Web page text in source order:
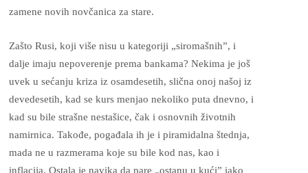
zamene novih novčanica za stare.
Zašto Rusi, koji više nisu u kategoriji „siromašnih”, i
dalje imaju nepoverenje prema bankama? Nekima je još
uvek u sećanju kriza iz osamdesetih, slična onoj našoj iz
devedesetih, kad se kurs menjao nekoliko puta dnevno, i
kad su bile strašne nestašice, čak i osnovnih životnih
namirnica. Takođe, pogađala ih je i piramidalna štednja,
mada ne u razmerama koje su bile kod nas, kao i
inflacija. Ostala je navika da pare „ostanu u kući” iako